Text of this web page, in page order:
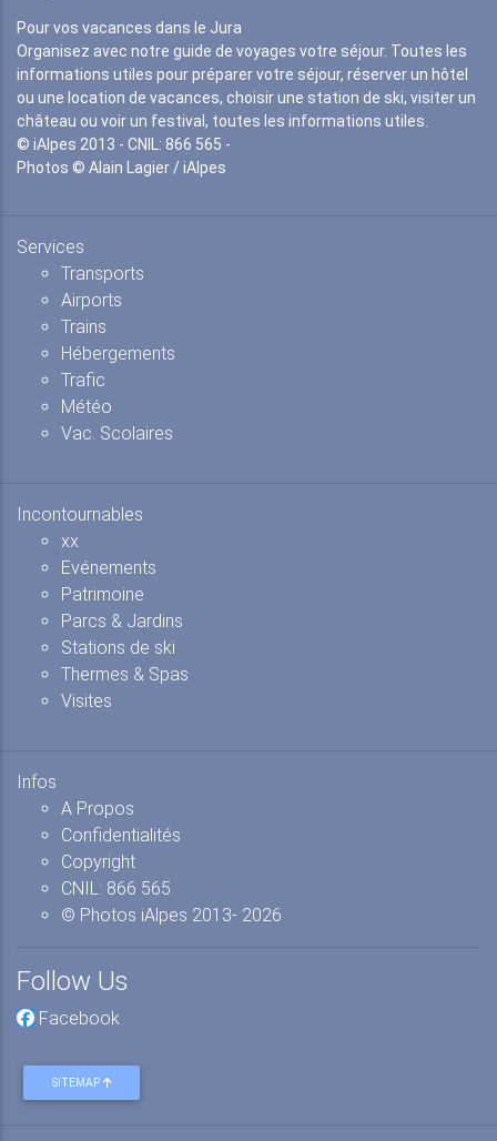
Pour vos vacances dans le Jura
Organisez avec notre guide de voyages votre séjour. Toutes les
informations utiles pour préparer votre séjour, réserver un hôtel
ou une location de vacances, choisir une station de ski, visiter un
château ou voir un festival, toutes les informations utiles.
© iAlpes 2013 - CNIL: 866 565 -
Photos © Alain Lagier / iAlpes
Services
Transports
Airports
Trains
Hébergements
Trafic
Météo
Vac. Scolaires
Incontournables
xx
Evénements
Patrimoine
Parcs & Jardins
Stations de ski
Thermes & Spas
Visites
Infos
A Propos
Confidentialités
Copyright
CNIL: 866 565
© Photos iAlpes 2013- 2026
Follow Us
Facebook
SITEMAP